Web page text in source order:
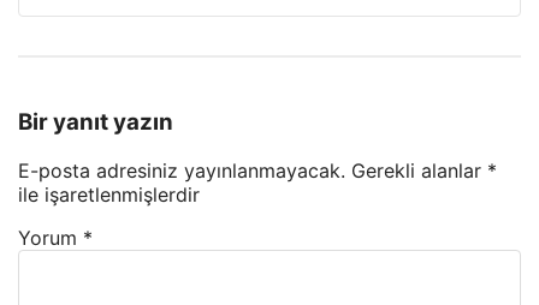
Bir yanıt yazın
E-posta adresiniz yayınlanmayacak. Gerekli alanlar *
ile işaretlenmişlerdir
Yorum *